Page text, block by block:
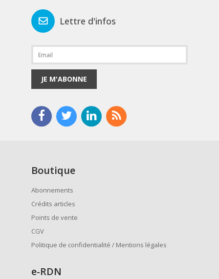
Lettre d'infos
JE M'ABONNE
Boutique
Abonnements
Crédits articles
Points de vente
CGV
Politique de confidentialité / Mentions légales
e-RDN